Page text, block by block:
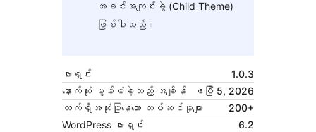
အခင်းအကျင်းခွဲ (Child Theme)
ဖြစ်ပါသည်။
ဗားရှင်း
1.0.3
နောက်ဆုံး မွမ်းမံခဲ့သည့် အချိန်
ဧပြီ 5, 2026
လက်ရှိအသုံးပြုနေသော တပ်ဆင်မှုများ
200+
WordPress ဗားရှင်း
6.2